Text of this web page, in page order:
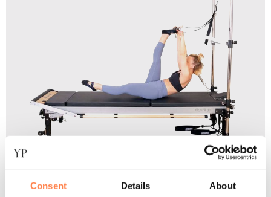
Consent Details About
C8 Pro Half Cadillac Bundle – Align-Pilates